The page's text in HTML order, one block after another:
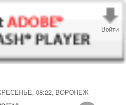
08:22, ВОРОНЕЖ
Войти